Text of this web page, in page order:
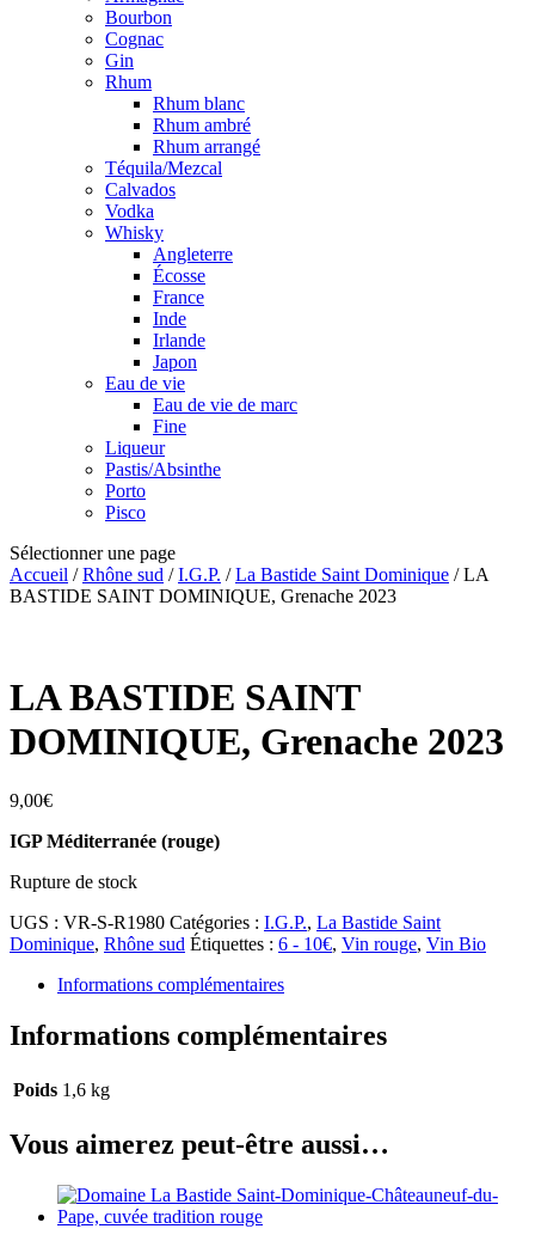
Bourbon
Cognac
Gin
Rhum
Rhum blanc
Rhum ambré
Rhum arrangé
Téquila/Mezcal
Calvados
Vodka
Whisky
Angleterre
Écosse
France
Inde
Irlande
Japon
Eau de vie
Eau de vie de marc
Fine
Liqueur
Pastis/Absinthe
Porto
Pisco
Sélectionner une page
Accueil /Rhône sud /I.G.P. /La Bastide Saint Dominique / LA
BASTIDE SAINT DOMINIQUE, Grenache 2023
LA BASTIDE SAINT
DOMINIQUE, Grenache 2023
9,00€
IGP Méditerranée (rouge)
Rupture de stock
UGS : VR-S-R1980 Catégories : I.G.P., La Bastide Saint
Dominique, Rhône sud Étiquettes : 6 - 10€, Vin rouge, Vin Bio
Informations complémentaires
Informations complémentaires
Poids 1,6 kg
Vous aimerez peut-être aussi…